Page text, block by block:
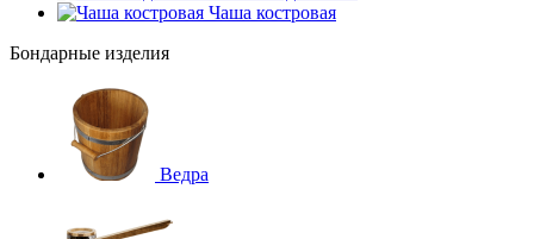
Чаша костровая
Бондарные изделия
Ведра